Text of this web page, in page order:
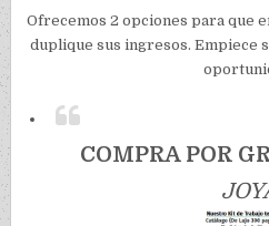
Ofrecemos 2 opciones para que
duplique sus ingresos. Empiece
COMPRA POR